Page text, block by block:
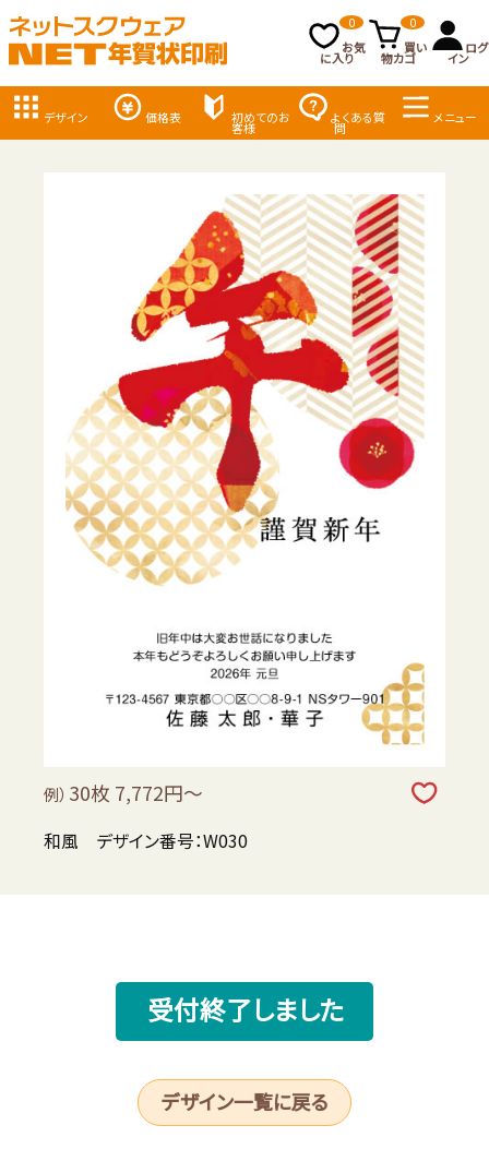
お気
に入り
0
買い
物カゴ
0
ログ
イン
デザイン 価格表 初めてのお
客様
よくある質
問
メニュー
例） 30枚 7,772円～
和風 デザイン番号：W030
受付終了しました
デザイン一覧に戻る